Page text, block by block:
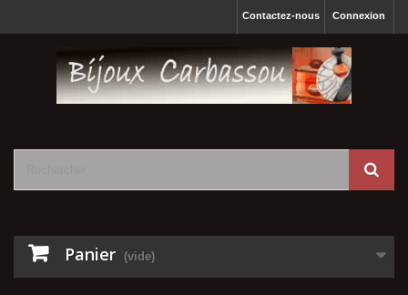
Connexion
Contactez-nous
Panier (vide)